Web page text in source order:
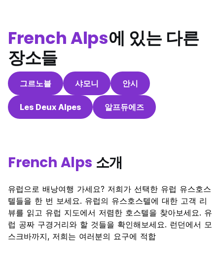
French Alps에 있는 다른
장소들
그르노블 샤모니 안시
Les Deux Alpes 알프듀에즈
French Alps 소개
유럽으로 배낭여행 가세요? 저희가 선택한 유럽 유스호스
텔들을 한 번 보세요. 유럽의 유스호스텔에 대한 고객 리
뷰를 읽고 유럽 지도에서 저렴한 호스텔을 찾아보세요. 유
럽 공짜 구경거리와 할 것들을 확인해보세요. 런던에서 모
스크바까지, 저희는 여러분의 요구에 적합